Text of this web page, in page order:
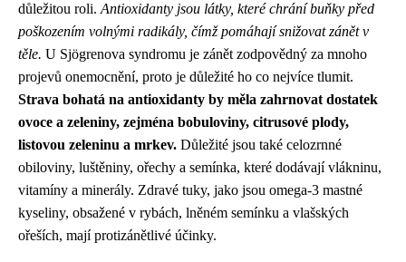
důležitou roli. Antioxidanty jsou látky, které chrání buňky před
poškozením volnými radikály, čímž pomáhají snižovat zánět v
těle. U Sjögrenova syndromu je zánět zodpovědný za mnoho
projevů onemocnění, proto je důležité ho co nejvíce tlumit.
Strava bohatá na antioxidanty by měla zahrnovat dostatek
ovoce a zeleniny, zejména bobuloviny, citrusové plody,
listovou zeleninu a mrkev. Důležité jsou také celozrnné
obiloviny, luštěniny, ořechy a semínka, které dodávají vlákninu,
vitamíny a minerály. Zdravé tuky, jako jsou omega-3 mastné
kyseliny, obsažené v rybách, lněném semínku a vlašských
ořeších, mají protizánětlivé účinky.